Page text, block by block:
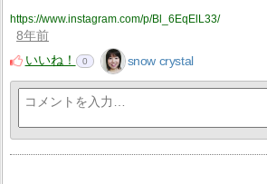
https://www.instagram.com/p/Bl_6EqElL33/
8年前
いいね！
0 snow crystal